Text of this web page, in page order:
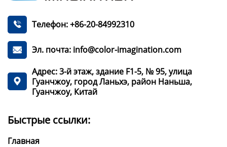
 Телефон: +86-20-84992310
 Эл. почта: info@color-imagination.com

Адрес: 3-й этаж, здание F1-5, № 95, улица
Гуанчжоу, город Ланьхэ, район Наньша,
Гуанчжоу, Китай
Быстрые ссылки:
Главная